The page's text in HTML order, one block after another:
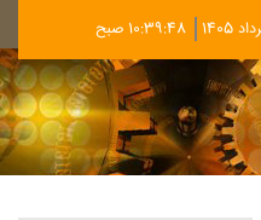
10:39:49 صبح